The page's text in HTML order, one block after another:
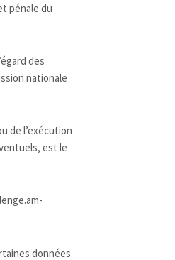
pénale du
des
nationale
de l’exécution
est le
données